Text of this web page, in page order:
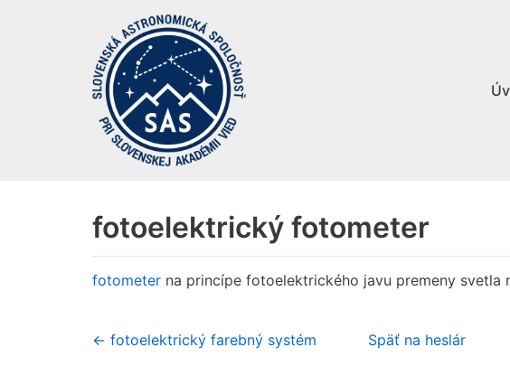
fotoelektrický fotometer
fotometer na princípe fotoelektrického javu premeny svetla
← fotoelektrický farebný systém Späť na heslár